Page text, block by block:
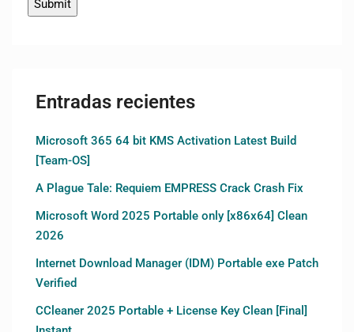
Entradas recientes
Microsoft 365 64 bit KMS Activation Latest Build
[Team-OS]
A Plague Tale: Requiem EMPRESS Crack Crash Fix
Microsoft Word 2025 Portable only [x86x64] Clean
2026
Internet Download Manager (IDM) Portable exe Patch
Verified
CCleaner 2025 Portable + License Key Clean [Final]